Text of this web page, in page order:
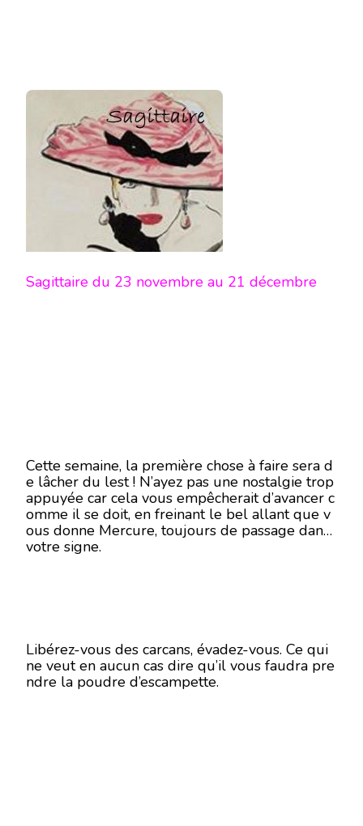
Sagittaire du 23 novembre au 21 décembre
Cette semaine, la première chose à faire sera d
e lâcher du lest ! N’ayez pas une nostalgie trop
appuyée car cela vous empêcherait d’avancer c
omme il se doit, en freinant le bel allant que v
ous donne Mercure, toujours de passage dans
votre signe.
Libérez-vous des carcans, évadez-vous. Ce qui
ne veut en aucun cas dire qu’il vous faudra pre
ndre la poudre d’escampette.